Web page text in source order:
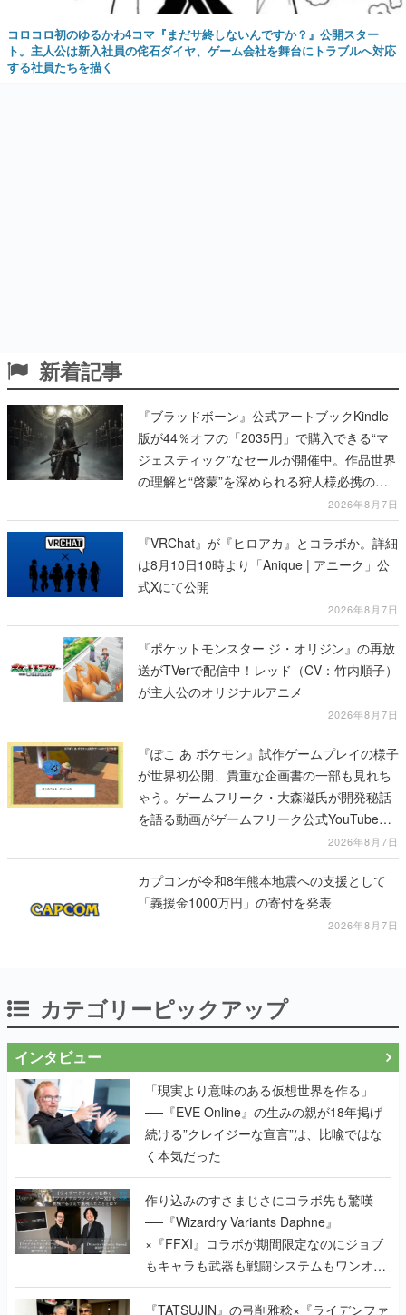
ジェスティック”なセールが開催中。作品世界
の理解と“啓蒙”を深められる狩人様必携の一
冊
2026年8月7日
『VRChat』が『ヒロアカ』とコラボか。詳細
は8月10日10時より「Anique | アニーク」公
式Xにて公開
2026年8月7日
『ポケットモンスター ジ・オリジン』の再放
送がTVerで配信中！レッド（CV：竹内順子）
が主人公のオリジナルアニメ
2026年8月7日
『ぽこ あ ポケモン』試作ゲームプレイの様子
が世界初公開、貴重な企画書の一部も見れち
ゃう。ゲームフリーク・大森滋氏が開発秘話
を語る動画がゲームフリーク公式YouTubeで
公開中
2026年8月7日
カプコンが令和8年熊本地震への支援として
「義援金1000万円」の寄付を発表
2026年8月7日
「現実より意味のある仮想世界を作る」
──『EVE Online』の生みの親が18年掲げ
く本気だった
作り込みのすさまじさにコラボ先も驚嘆
──『Wizardry Variants Daphne』
×『FFXI』コラボが期間限定なのにジョブ
もキャラも武器も戦闘システムもワンオフ
で作り込まれた理由を両ディレクターに聞
く
『TATSUJIN』の弓削雅稔×『ライデンファ
イターズ』の齋藤貴幸──かつて縦シュー全
盛期を支えていた2人が、30年後に同じ会
社で机を並べる理由とは。新作